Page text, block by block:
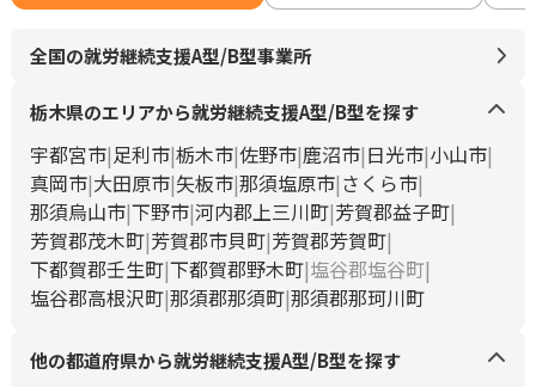
全国の就労継続支援A型/B型事業所
栃木県のエリアから就労継続支援A型/B型を探す
宇都宮市 足利市 栃木市 佐野市 鹿沼市 日光市 小山市
真岡市 大田原市 矢板市 那須塩原市 さくら市
那須烏山市 下野市 河内郡上三川町 芳賀郡益子町
芳賀郡茂木町 芳賀郡市貝町 芳賀郡芳賀町
下都賀郡壬生町 下都賀郡野木町 塩谷郡塩谷町
塩谷郡高根沢町 那須郡那須町 那須郡那珂川町
他の都道府県から就労継続支援A型/B型を探す